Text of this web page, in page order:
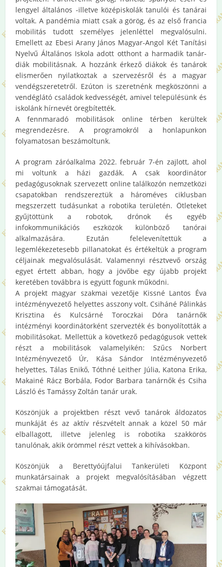
lengyel általános -illetve középiskolák tanulói és tanárai
voltak. A pandémia miatt csak a görög, és az első francia
mobilitás tudott személyes jelenléttel megvalósulni.
Emellett az Ebesi Arany János Magyar-Angol Két Tanítási
Nyelvű Általános Iskola adott otthont a harmadik tanár-
diák mobilitásnak. A hozzánk érkező diákok és tanárok
elismerően nyilatkoztak a szervezésről és a magyar
vendégszeretetről. Ezúton is szeretnénk megköszönni a
vendéglátó családok kedvességét, amivel településünk és
iskolánk hírnevét öregbítették.
A fennmaradó mobilitások online térben kerültek
megrendezésre. A programokról a honlapunkon
folyamatosan beszámoltunk.
A program záróalkalma 2022. február 7-én zajlott, ahol
mi voltunk a házi gazdák. A csak koordinátor
pedagógusoknak szervezett online találkozón nemzetközi
csapatokban rendszereztük a hároméves ciklusban
megszerzett tudásunkat a robotika területén. Ötleteket
gyűjtöttünk a robotok, drónok és egyéb
infokommunikációs eszközök különböző tanórai
alkalmazására. Ezután felelevenítettük a
legemlékezetesebb pillanatokat és értékeltük a program
céljainak megvalósulását. Valamennyi résztvevő ország
egyet értett abban, hogy a jövőbe egy újabb projekt
keretében továbbra is együtt fogunk működni.
A projekt magyar szakmai vezetője Kissné Lantos Éva
intézményvezető helyettes asszony volt. Csiháné Pálinkás
Krisztina és Kulcsárné Toroczkai Dóra tanárnők
intézményi koordinátorként szervezték és bonyolították a
mobilitásokat. Mellettük a következő pedagógusok vettek
részt a mobilitások valamelyikén: Szűcs Norbert
Intézményvezető Úr, Kása Sándor Intézményvezető
helyettes, Tálas Enikő, Tóthné Leither Júlia, Katona Erika,
Makainé Rácz Borbála, Fodor Barbara tanárnők és Csiha
László és Tamássy Zoltán tanár urak.
Köszönjük a projektben részt vevő tanárok áldozatos
munkáját és az aktív részvételt annak a közel 50 már
elballagott, illetve jelenleg is robotika szakkörös
tanulónak, akik örömmel részt vettek a kihívásokban.
Köszönjük a Berettyóújfalui Tankerületi Központ
munkatársainak a projekt megvalósításában végzett
szakmai támogatását.